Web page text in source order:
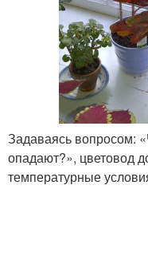
Задаваясь вопросом:
опадают?», цветовод
температурные